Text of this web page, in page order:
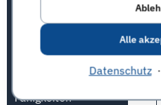
Alle
Datenschutz·
Auslandserfahrung
Außeruniversitäres
Fähigkeiten